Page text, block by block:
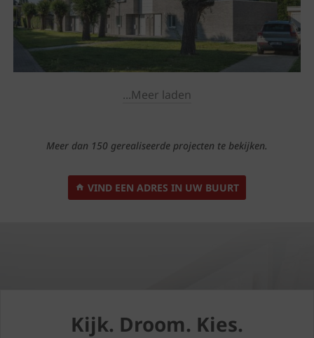
...Meer laden
Meer dan 150 gerealiseerde projecten te bekijken.
VIND EEN ADRES IN UW BUURT
Kijk. Droom. Kies.